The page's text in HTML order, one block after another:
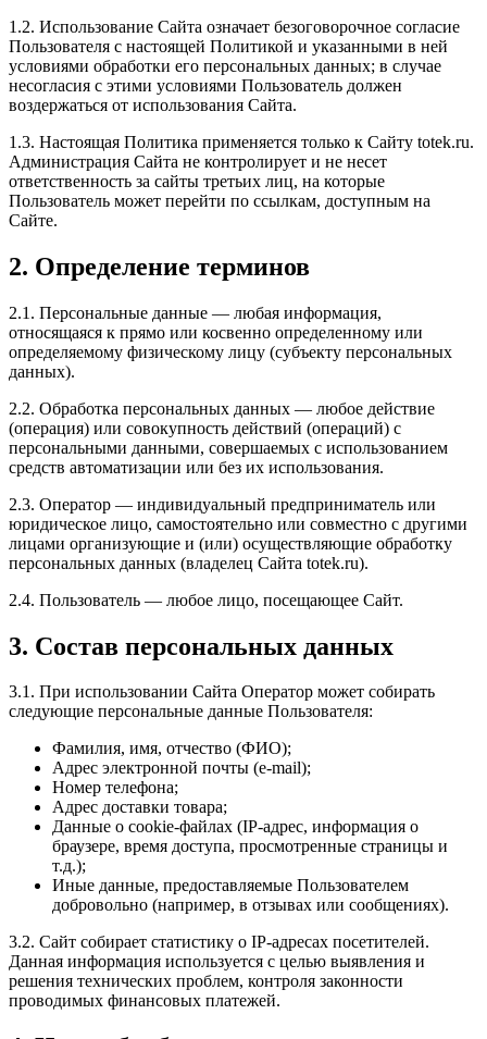
1.2. Использование Сайта означает безоговорочное согласие
Пользователя с настоящей Политикой и указанными в ней
условиями обработки его персональных данных; в случае
несогласия с этими условиями Пользователь должен
воздержаться от использования Сайта.
1.3. Настоящая Политика применяется только к Сайту totek.ru.
Администрация Сайта не контролирует и не несет
ответственность за сайты третьих лиц, на которые
Пользователь может перейти по ссылкам, доступным на
Сайте.
2. Определение терминов
2.1. Персональные данные — любая информация,
относящаяся к прямо или косвенно определенному или
определяемому физическому лицу (субъекту персональных
данных).
2.2. Обработка персональных данных — любое действие
(операция) или совокупность действий (операций) с
персональными данными, совершаемых с использованием
средств автоматизации или без их использования.
2.3. Оператор — индивидуальный предприниматель или
юридическое лицо, самостоятельно или совместно с другими
лицами организующие и (или) осуществляющие обработку
персональных данных (владелец Сайта totek.ru).
2.4. Пользователь — любое лицо, посещающее Сайт.
3. Состав персональных данных
3.1. При использовании Сайта Оператор может собирать
следующие персональные данные Пользователя:
Фамилия, имя, отчество (ФИО);
Адрес электронной почты (e-mail);
Номер телефона;
Адрес доставки товара;
Данные о cookie-файлах (IP-адрес, информация о
браузере, время доступа, просмотренные страницы и
т.д.);
Иные данные, предоставляемые Пользователем
добровольно (например, в отзывах или сообщениях).
3.2. Сайт собирает статистику о IP-адресах посетителей.
Данная информация используется с целью выявления и
решения технических проблем, контроля законности
проводимых финансовых платежей.